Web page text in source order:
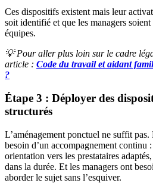
Ces dispositifs existent mais leur
soit identifié et que les managers
équipes.
💡 Pour aller plus loin sur le cadre
article : Code du travail et aidant
?
Étape 3 : Déployer des
structurés
L’aménagement ponctuel ne suffit pas.
besoin d’un accompagnement continu
orientation vers les prestataires
dans la durée. Et les managers ont
aborder le sujet sans l’esquiver.